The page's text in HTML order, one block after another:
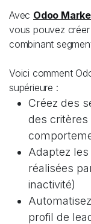
Avec Odoo
vous pouvez
combinant
Voici comment
supérieure :
Créez des
des critères
Adaptez
réalisées
inactivité)
profil de